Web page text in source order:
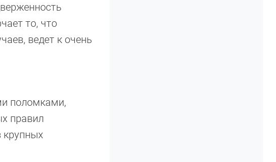
то, что
ведет к очень
поломками,
правил
крупных